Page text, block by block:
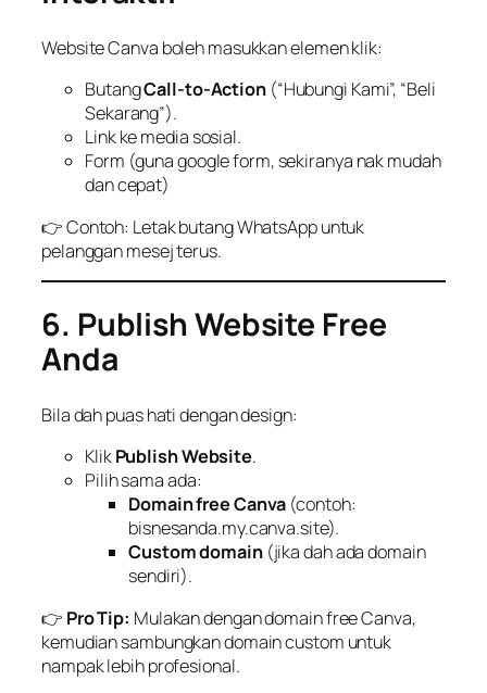
Website Canva boleh masukkan elemen klik:
ButangCall-to-Action(“Hubungi Kami”, “Beli
Sekarang”).
Link ke media sosial.
Form (guna google form, sekiranya nak mudah
dan cepat)
👉 Contoh: Letak butang WhatsApp untuk
pelanggan mesej terus.
6. Publish Website Free
Anda
Bila dah puas hati dengan design:
KlikPublish Website.
Pilih sama ada:
Domain free Canva (contoh:
bisnesanda.my.canva.site).
Custom domain(jika dah ada domain
sendiri).
👉 Pro Tip: Mulakan dengan domain free Canva,
kemudian sambungkan domain custom untuk
nampak lebih profesional.